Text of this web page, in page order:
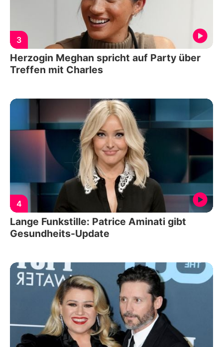
3
Herzogin Meghan spricht auf Party über
Treffen mit Charles
4
Lange Funkstille: Patrice Aminati gibt
Gesundheits-Update